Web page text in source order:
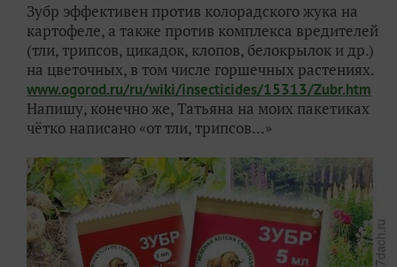
Зубр эффективен против колорадского жука на
картофеле, а также против комплекса вредителей
(тли, трипсов, цикадок, клопов, белокрылок и др.)
на цветочных, в том числе горшечных растениях.
www.ogorod.ru/ru/wiki/insecticides/15313/Zubr.htm
Напишу, конечно же, Татьяна на моих пакетиках
чётко написано «от тли, трипсов...»